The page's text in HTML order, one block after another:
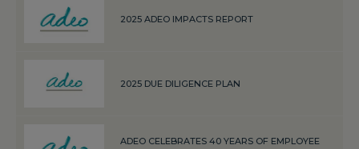
2025 ADEO IMPACTS REPORT
2025 DUE DILIGENCE PLAN
ADEO CELEBRATES 40 YEARS OF EMPLOYEE